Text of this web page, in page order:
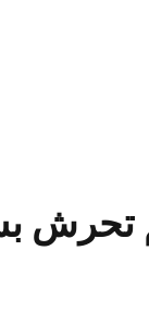
تحرش